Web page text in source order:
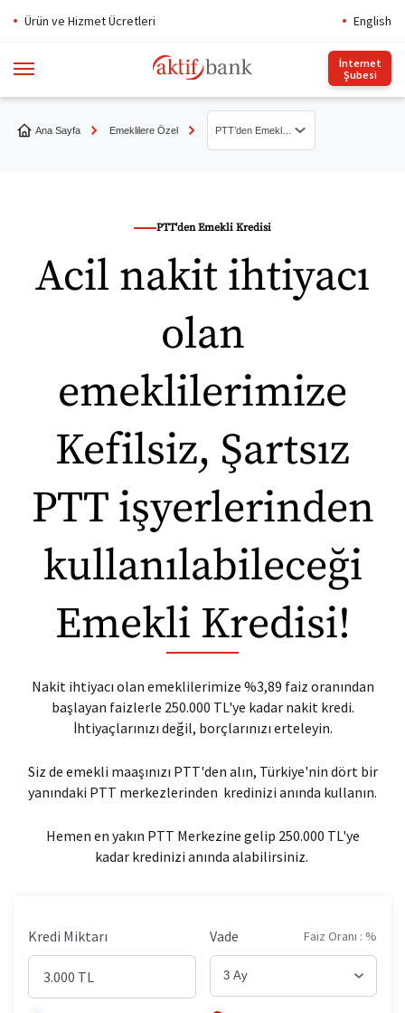
Ürün ve Hizmet Ücretleri English
İnternet
Şubesi
Ana Sayfa Emeklilere Özel
Borç Transferi Kredisi
PTTden Aktif Bank İhtiyaç Kredisi
PTT Emekli Ödeme Kampanyası
PTT'den Emekli Kredisi
Acil nakit ihtiyacı
olan
emeklilerimize
Kefilsiz, Şartsız
PTT işyerlerinden
kullanılabileceği
Emekli Kredisi!
Nakit ihtiyacı olan emeklilerimize %3,89 faiz oranından
başlayan faizlerle 250.000 TL'ye kadar nakit kredi.
İhtiyaçlarınızı değil, borçlarınızı erteleyin.
Siz de emekli maaşınızı PTT'den alın, Türkiye'nin dört bir
yanındaki PTT merkezlerinden kredinizi anında kullanın.
Hemen en yakın PTT Merkezine gelip 250.000 TL'ye
kadar kredinizi anında alabilirsiniz.
Kredi Miktarı Vade Faiz Oranı : %
3 Ay